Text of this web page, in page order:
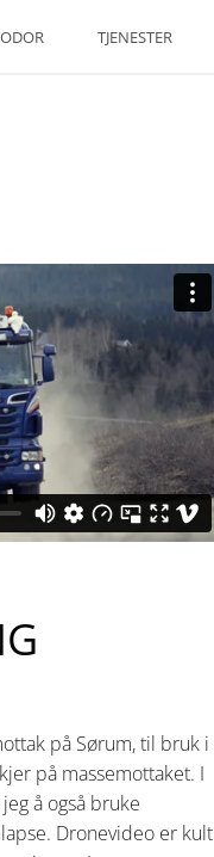
TJENESTER
på Sørum, til bruk i
på massemottaket. I
å også bruke
Dronevideo er kult